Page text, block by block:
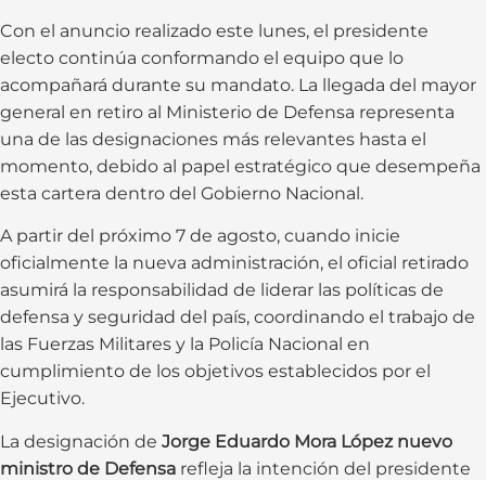
Con el anuncio realizado este lunes, el presidente
electo continúa conformando el equipo que lo
acompañará durante su mandato. La llegada del mayor
general en retiro al Ministerio de Defensa representa
una de las designaciones más relevantes hasta el
momento, debido al papel estratégico que desempeña
esta cartera dentro del Gobierno Nacional.
A partir del próximo 7 de agosto, cuando inicie
oficialmente la nueva administración, el oficial retirado
asumirá la responsabilidad de liderar las políticas de
defensa y seguridad del país, coordinando el trabajo de
las Fuerzas Militares y la Policía Nacional en
cumplimiento de los objetivos establecidos por el
Ejecutivo.
La designación de Jorge Eduardo Mora López nuevo
ministro de Defensa refleja la intención del presidente